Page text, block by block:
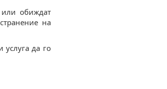
обиждат
на
да го